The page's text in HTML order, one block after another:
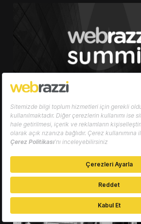
21 Ekim 2020 Online
Webrazzi Summit
Türkiye'nin En Etkili Girişimcilik ve
İncele